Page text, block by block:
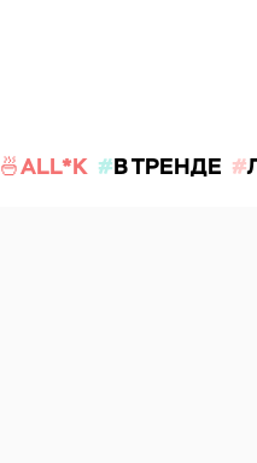
🍜ALL*K В ТРЕНДЕ